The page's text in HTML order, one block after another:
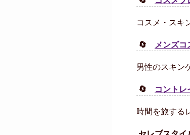
コスメ・スキ
🔄 メンズコ
男性のスキン
🔄 コントレ
時間を旅する